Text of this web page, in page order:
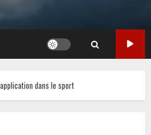
dans le sport